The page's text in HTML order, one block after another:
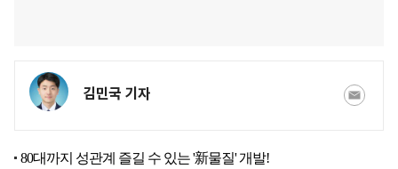
김민국 기자